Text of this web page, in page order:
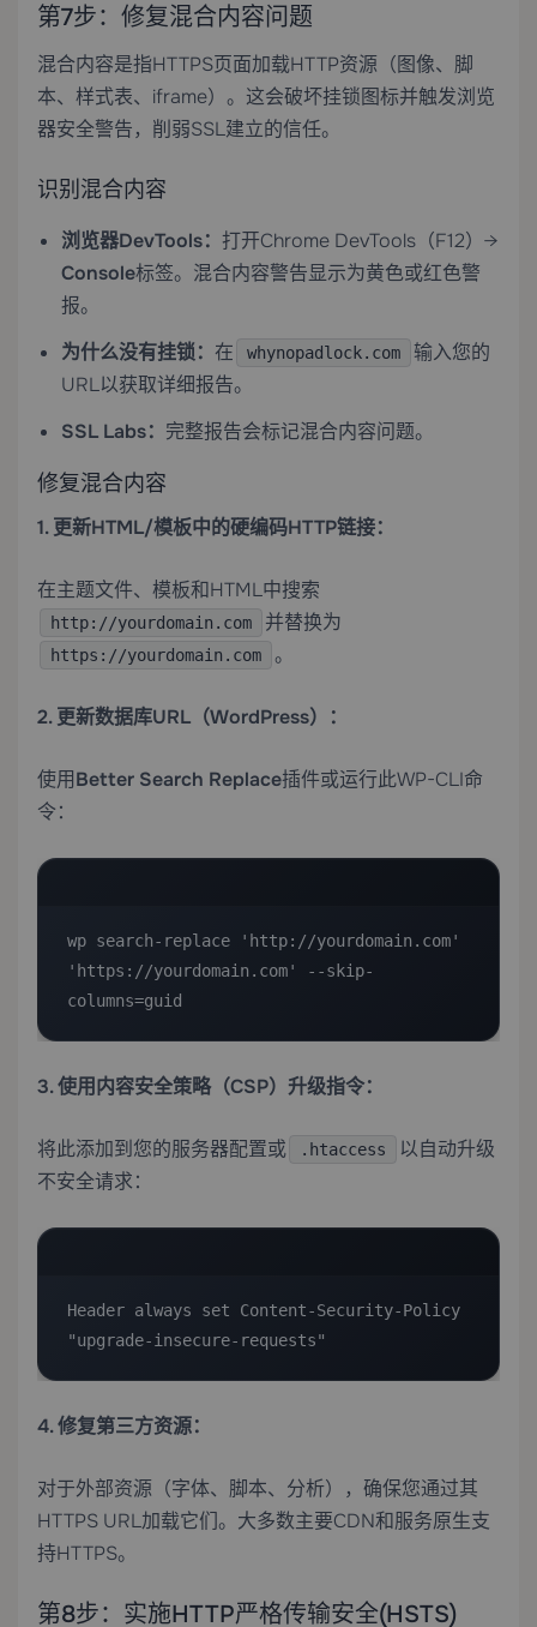
第7步：修复混合内容问题
混合内容是指HTTPS页面加载HTTP资源（图像、脚
本、样式表、iframe）。这会破坏挂锁图标并触发浏览
器安全警告，削弱SSL建立的信任。
识别混合内容
浏览器DevTools： 打开Chrome DevTools（F12）→
Console标签。混合内容警告显示为黄色或红色警
报。
为什么没有挂锁： 在 whynopadlock.com
输入您的
URL以获取详细报告。
SSL Labs： 完整报告会标记混合内容问题。
修复混合内容
1. 更新HTML/模板中的硬编码HTTP链接：
在主题文件、模板和HTML中搜索
http://yourdomain.com 并替换为
https://yourdomain.com 。
2. 更新数据库URL（WordPress）：
使用Better Search Replace插件或运行此WP-CLI命
令：
wp search-replace 'http://yourdomain.com'
'https://yourdomain.com' --skip-
columns=guid
3. 使用内容安全策略（CSP）升级指令：
将此添加到您的服务器配置或 .htaccess
以自动升级
不安全请求：
Header always set Content-Security-Policy
"upgrade-insecure-requests"
4. 修复第三方资源：
对于外部资源（字体、脚本、分析），确保您通过其
HTTPS URL加载它们。大多数主要CDN和服务原生支
持HTTPS。
第8步：实施HTTP严格传输安全(HSTS)